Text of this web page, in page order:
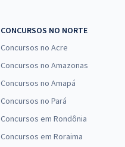
CONCURSOS NO NORTE
Concursos no Acre
Concursos no Amazonas
Concursos no Amapá
Concursos no Pará
Concursos em Rondônia
Concursos em Roraima